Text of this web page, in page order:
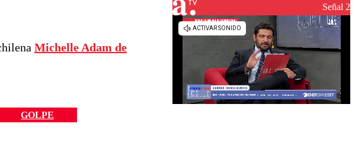
Michelle Adam de
GOLPE
reconstrucciónSeñal 2